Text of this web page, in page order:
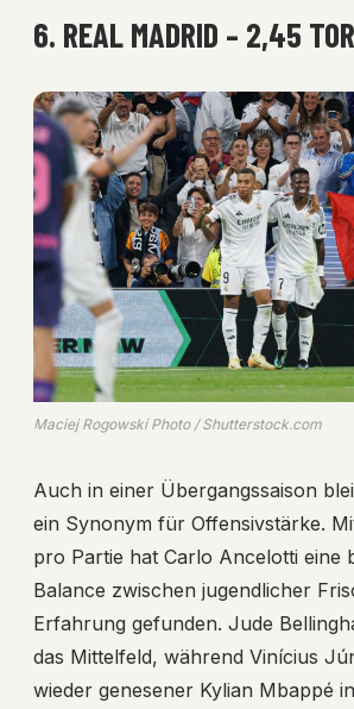
6. REAL MADRID – 2,45
Maciej Rogowski Photo / Shutterstock.com
Auch in einer Übergangssaison
ein Synonym für Offensivstärke.
pro Partie hat Carlo Ancelotti eine
Balance zwischen jugendlicher
Erfahrung gefunden. Jude
das Mittelfeld, während Vinícius
wieder genesener Kylian Mbappé